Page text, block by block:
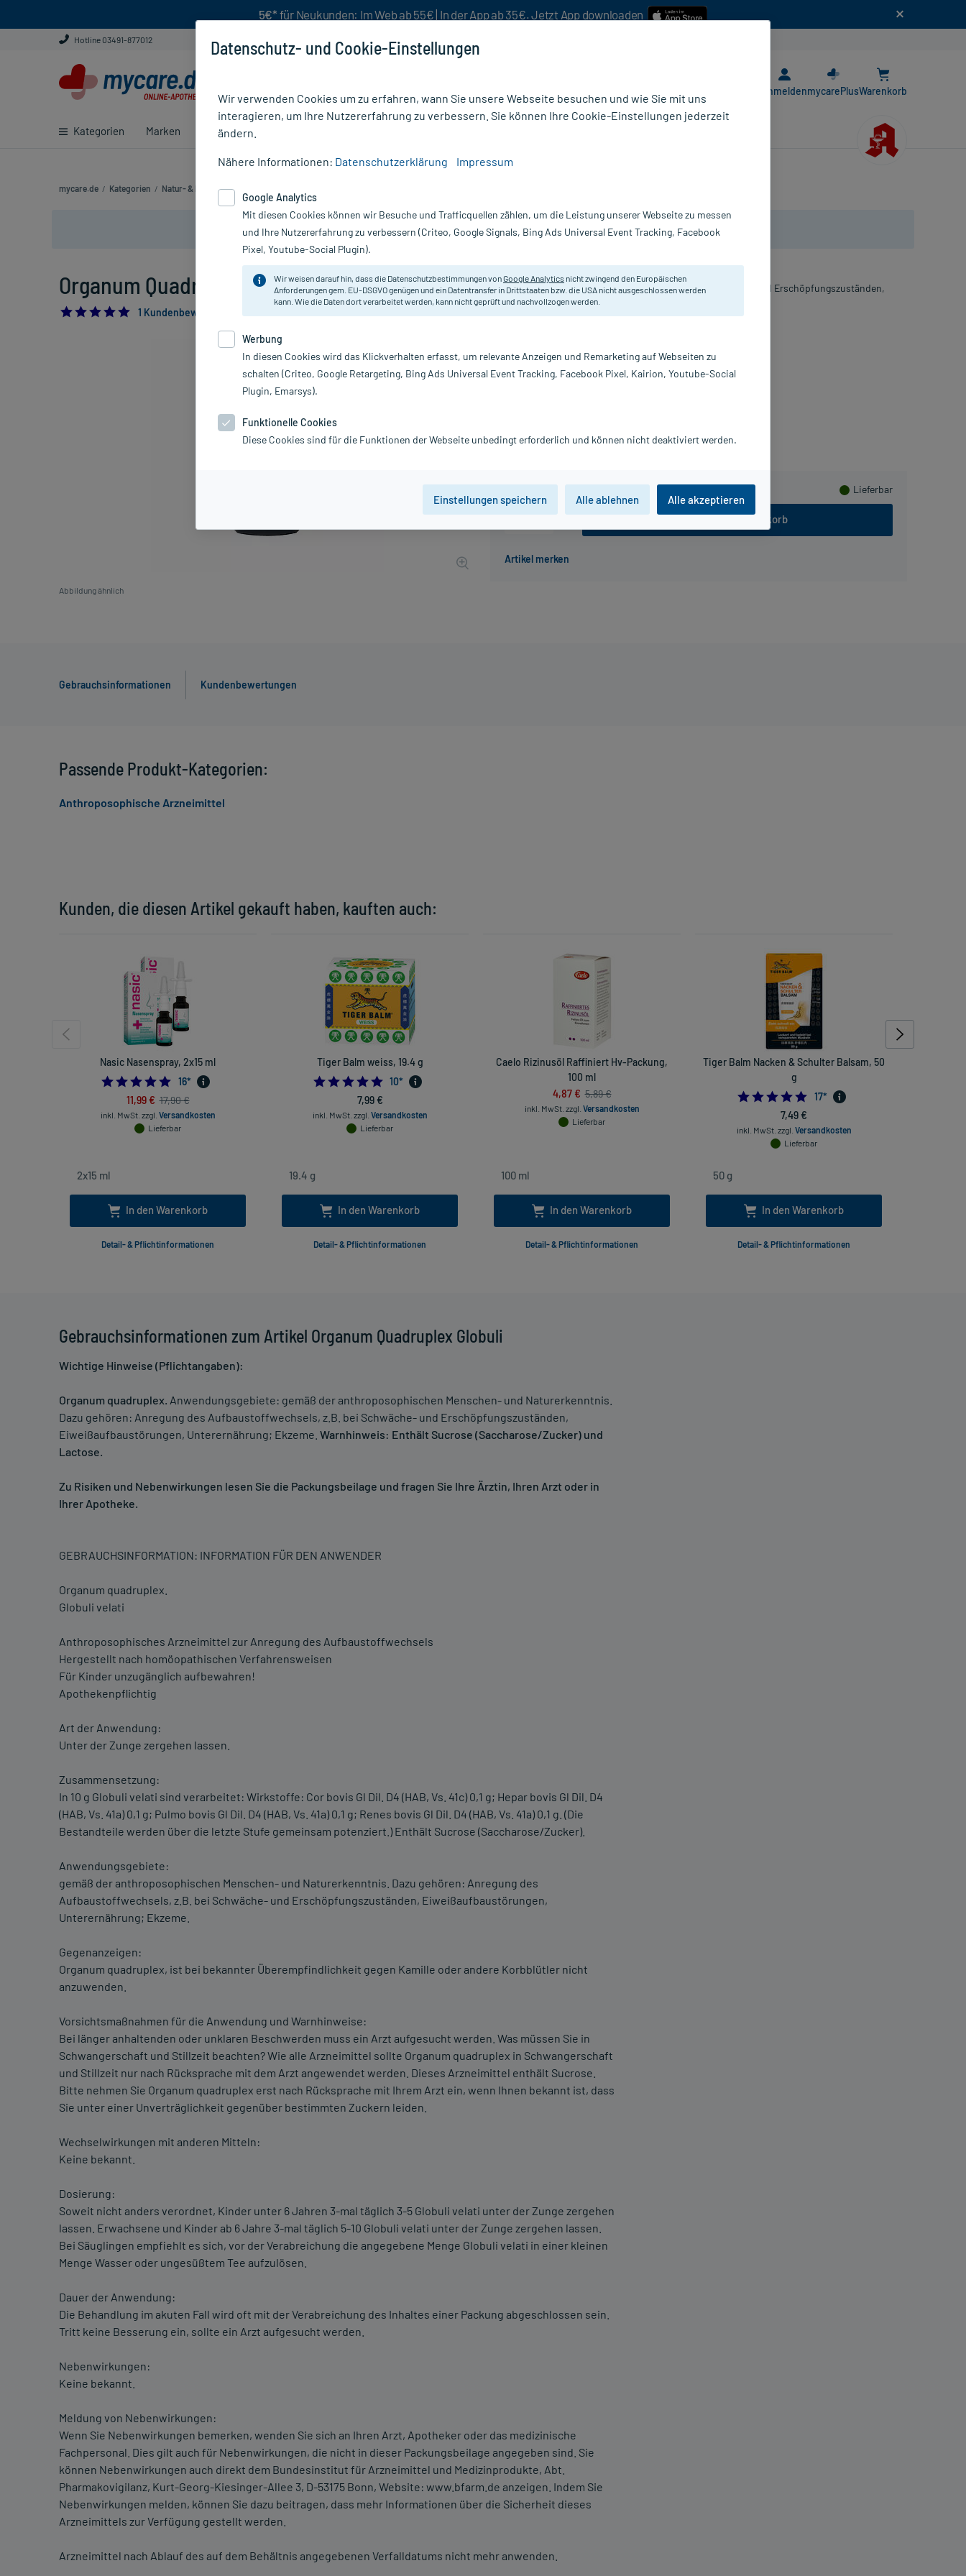
5€* für Neukunden: Im Web ab 55€ | In der App ab 35€. Jetzt App downloaden
Hotline 03491-877012
Kategorien Marken Ratgeber
AnmeldenmycarePlusWarenkorb
mycare.de / Kategorien / Natur- & Pflanzenheilkunde
Nur für kurze Zeit:Gratis-Versand* ab 19€ Mindestbestellwert!
Organum Quadruplex Globuli, 20 g
5.0
1 Kundenbewertung*
Abbildung ähnlich
inkl. MwSt. zzgl. Versandkosten
Lieferbar
In den Warenkorb
Zur Anregung des Aufbaustoffwechsels, z.B. bei Schwäche- und Erschöpfungszuständen,
Eiweißaufbaustörungen, Unterernährung, Ekzeme.
PZN:
08786862
Hersteller:
WALA Heilmittel GmbH
Gebrauchsinformationen Kundenbewertungen
Gebrauchsinformationen zum Artikel Organum Quadruplex Globuli
Wichtige Hinweise (Pflichtangaben):
Organum quadruplex. Anwendungsgebiete: gemäß der anthroposophischen Menschen- und Naturerkenntnis.
Dazu gehören: Anregung des Aufbaustoffwechsels, z.B. bei Schwäche- und Erschöpfungszuständen,
Eiweißaufbaustörungen, Unterernährung; Ekzeme. Warnhinweis: Enthält Sucrose (Saccharose/Zucker) und
Lactose.
Zu Risiken und Nebenwirkungen lesen Sie die Packungsbeilage und fragen Sie Ihre Ärztin, Ihren Arzt oder in
Ihrer Apotheke.
GEBRAUCHSINFORMATION: INFORMATION FÜR DEN ANWENDER
Organum quadruplex.
Globuli velati
Anthroposophisches Arzneimittel zur Anregung des Aufbaustoffwechsels
Hergestellt nach homöopathischen Verfahrensweisen
Für Kinder unzugänglich aufbewahren!
Apothekenpflichtig
Art der Anwendung:
Unter der Zunge zergehen lassen.
Zusammensetzung:
In 10 g Globuli velati sind verarbeitet: Wirkstoffe: Cor bovis Gl Dil. D4 (HAB, Vs. 41c) 0,1 g; Hepar bovis Gl Dil. D4
(HAB, Vs. 41a) 0,1 g; Pulmo bovis Gl Dil. D4 (HAB, Vs. 41a) 0,1 g; Renes bovis Gl Dil. D4 (HAB, Vs. 41a) 0,1 g. (Die
Bestandteile werden über die letzte Stufe gemeinsam potenziert.) Enthält Sucrose (Saccharose/Zucker).
Anwendungsgebiete:
gemäß der anthroposophischen Menschen- und Naturerkenntnis. Dazu gehören: Anregung des
Aufbaustoffwechsels, z.B. bei Schwäche- und Erschöpfungszuständen, Eiweißaufbaustörungen,
Unterernährung; Ekzeme.
Gegenanzeigen:
Organum quadruplex, ist bei bekannter Überempfindlichkeit gegen Kamille oder andere Korbblütler nicht
anzuwenden.
Vorsichtsmaßnahmen für die Anwendung und Warnhinweise:
Bei länger anhaltenden oder unklaren Beschwerden muss ein Arzt aufgesucht werden. Was müssen Sie in
Schwangerschaft und Stillzeit beachten? Wie alle Arzneimittel sollte Organum quadruplex in Schwangerschaft
und Stillzeit nur nach Rücksprache mit dem Arzt angewendet werden. Dieses Arzneimittel enthält Sucrose.
Bitte nehmen Sie Organum quadruplex erst nach Rücksprache mit Ihrem Arzt ein, wenn Ihnen bekannt ist, dass
Sie unter einer Unverträglichkeit gegenüber bestimmten Zuckern leiden.
Wechselwirkungen mit anderen Mitteln:
Keine bekannt.
Dosierung:
Soweit nicht anders verordnet, Kinder unter 6 Jahren 3-mal täglich 3-5 Globuli velati unter der Zunge zergehen
lassen. Erwachsene und Kinder ab 6 Jahre 3-mal täglich 5-10 Globuli velati unter der Zunge zergehen lassen.
Bei Säuglingen empfiehlt es sich, vor der Verabreichung die angegebene Menge Globuli velati in einer kleinen
Menge Wasser oder ungesüßtem Tee aufzulösen.
Dauer der Anwendung:
Die Behandlung im akuten Fall wird oft mit der Verabreichung des Inhaltes einer Packung abgeschlossen sein.
Tritt keine Besserung ein, sollte ein Arzt aufgesucht werden.
Nebenwirkungen:
Keine bekannt.
Meldung von Nebenwirkungen:
Wenn Sie Nebenwirkungen bemerken, wenden Sie sich an Ihren Arzt, Apotheker oder das medizinische
Fachpersonal. Dies gilt auch für Nebenwirkungen, die nicht in dieser Packungsbeilage angegeben sind. Sie
können Nebenwirkungen auch direkt dem Bundesinstitut für Arzneimittel und Medizinprodukte, Abt.
Pharmakovigilanz, Kurt-Georg-Kiesinger-Allee 3, D-53175 Bonn, Website: www.bfarm.de anzeigen. Indem Sie
Nebenwirkungen melden, können Sie dazu beitragen, dass mehr Informationen über die Sicherheit dieses
Arzneimittels zur Verfügung gestellt werden.
Arzneimittel nach Ablauf des auf dem Behältnis angegebenen Verfalldatums nicht mehr anwenden.
Kunden, die diesen Artikel gekauft haben, kauften auch:
Nasic Nasenspray, 2x15 ml
4.875
16*
11,99 € 17,90 €
inkl. MwSt. zzgl. Versandkosten
Lieferbar
In den Warenkorb
Detail- & Pflichtinformationen
Tiger Balm weiss, 19.4 g
5.0
10*
7,99 €
inkl. MwSt. zzgl. Versandkosten
Lieferbar
In den Warenkorb
Detail- & Pflichtinformationen
Caelo Rizinusöl Raffiniert Hv-Packung,
100 ml
4,87 € 5,89 €
inkl. MwSt. zzgl. Versandkosten
Lieferbar
In den Warenkorb
Detail- & Pflichtinformationen
Tiger Balm Nacken & Schulter Balsam, 50
g
4.823529411764706
17*
7,49 €
inkl. MwSt. zzgl. Versandkosten
Lieferbar
In den Warenkorb
Detail- & Pflichtinformationen
Passende Produkt-Kategorien:
Anthroposophische Arzneimittel
Datenschutz- und Cookie-Einstellungen
Wir verwenden Cookies um zu erfahren, wann Sie unsere Webseite besuchen und wie Sie mit uns
interagieren, um Ihre Nutzererfahrung zu verbessern. Sie können Ihre Cookie-Einstellungen jederzeit
ändern.
Nähere Informationen: Datenschutzerklärung Impressum
Google Analytics
Mit diesen Cookies können wir Besuche und Trafficquellen zählen, um die Leistung unserer Webseite zu messen
und Ihre Nutzererfahrung zu verbessern (Criteo, Google Signals, Bing Ads Universal Event Tracking, Facebook
Pixel, Youtube-Social Plugin).
Wir weisen darauf hin, dass die Datenschutzbestimmungen vonGoogle Analytics nicht zwingend den Europäischen
Anforderungen gem. EU-DSGVO genügen und ein Datentransfer in Drittstaaten bzw. die USA nicht ausgeschlossen werden
kann. Wie die Daten dort verarbeitet werden, kann nicht geprüft und nachvollzogen werden.
Werbung
In diesen Cookies wird das Klickverhalten erfasst, um relevante Anzeigen und Remarketing auf Webseiten zu
schalten (Criteo, Google Retargeting, Bing Ads Universal Event Tracking, Facebook Pixel, Kairion, Youtube-Social
Plugin, Emarsys).
Funktionelle Cookies
Diese Cookies sind für die Funktionen der Webseite unbedingt erforderlich und können nicht deaktiviert werden.
Einstellungen speichern Alle ablehnen Alle akzeptieren